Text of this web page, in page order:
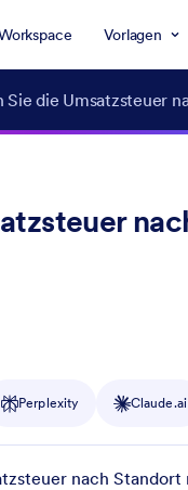
Vorlagen
Sie die Umsatzsteuer
Perplexity Claude.ai
nach Standort